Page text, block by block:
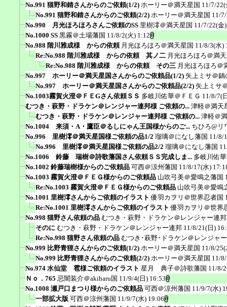
No.991 猫野和錆さんからのご依頼(1/2) ホーリー＠満天星国 11/7/
No.991 猫野和錆さんからのご依頼(2/2) ホーリー＠満天星国 11/
No.990 月光ほろほろさんご依頼のSS 里樹澪＠満天星国 11/7/22(金
No.1000 SS 黒霧＠土場藩国 11/8/2(火) 1:12
No.988 階川雅成様 からの依頼 月光ほろほろ＠満天星国 11/8/3(水)
Re:No.988 階川雅成様 からの依頼 其ノ二 月光ほろほろ＠満
Re:No.988 階川雅成様 からの依頼 その三 月光ほろほろ＠
No.997 ホーリー＠満天星国さんからのご依頼品(1/2) 矢上ミサ＠鍋
No.997 ホーリー＠満天星国さんからのご依頼品(2/2) 矢上ミサ
No.1003霧賀火澄＠ＦＥGさん依頼ＳＳ 多岐川佑華＠ＦＥＧ 11/8/7(
むつき・萩野・ドラケン＠レンジャー連邦様 ご依頼の... 津軽＠満天
むつき・萩野・ドラケン＠レンジャー連邦様 ご依頼の... 津軽＠
No.1004 来須・A・鷹臣＠るしにゃん王国様からのご... ちひろ@リ
No.996 里樹澪＠満天星国様ご依頼の品1/2 瑠璃＠になし藩国 11/8/
No.996 里樹澪＠満天星国様ご依頼の品2/2 瑠璃＠になし藩国
No.1006 鈴藤 瑞樹＠詩歌藩国さん依頼ＳＳ完成しま... 多岐川佑
No.1002 鈴藤瑞樹様からのご依頼品 可西＠涼州藩国 11/8/17(水)
No.1003 霧賀火澄＠ＦＥＧ様からのご依頼品 山吹弓美＠愛鳴之藩国
Re:No.1003 霧賀火澄＠ＦＥＧ様からのご依頼品 山吹弓美＠愛鳴
No.1001 里樹澪さんからご依頼のイラスト 優羽カヲリ＠世界忍者国
Re:No.1001 里樹澪さんからご依頼のイラスト 優羽カヲリ＠世界
No.998 猫野さん依頼の品 むつき・萩野・ドラケン＠レンジャー連邦
そのに むつき・萩野・ドラケン＠レンジャー連邦 11/8/21(日)
Re:No.998 猫野さん依頼の品 むつき･萩野･ドラケン＠レンジャ
No.999 比野青狸さんからのご依頼(1/2) ホーリー＠満天星国 11/8/
No.999 比野青狸さんからのご依頼(2/2) ホーリー＠満天星国 11/
No.974 水仙堂 雹様ご依頼のイラスト 星月 典子＠詩歌藩国 11/8/
Ｎｏ．765 忌闇装介＠akiharu国 11/9/4(日) 16:53
No.1008 瀬戸口まつり様からのご依頼品 可西＠涼州藩国 11/9/7(水)
一部拡大版 可西＠涼州藩国 11/9/7(水) 19:06